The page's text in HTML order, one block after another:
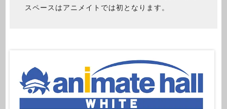
スペースはアニメイトでは初となります。